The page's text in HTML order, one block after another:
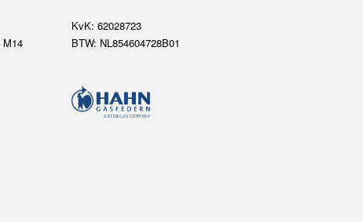
M14
KvK: 62028723
BTW: NL854604728B01